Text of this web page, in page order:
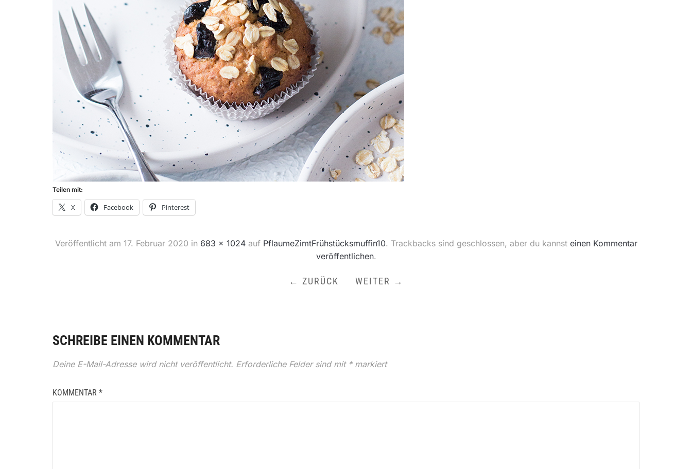
Teilen mit:
X Facebook Pinterest
Veröffentlicht am 17. Februar 2020 in 683 × 1024auf PflaumeZimtFrühstücksmuffin10. Trackbacks sind geschlossen, aber du kannst einen Kommentar
veröffentlichen.
← ZURÜCK WEITER →
SCHREIBE EINEN KOMMENTAR
Deine E-Mail-Adresse wird nicht veröffentlicht. Erforderliche Felder sind mit *markiert
KOMMENTAR *